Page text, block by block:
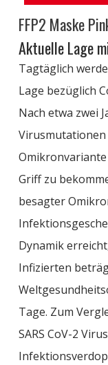
FFP2 Maske
Aktuelle Lage
Tagtäglich
Lage bezüglich
Nach etwa zwei
Virusmutationen
Omikronvariante
Griff zu
besagter
Dynamik
Infizierten
Tage. Zum
SARS CoV-2